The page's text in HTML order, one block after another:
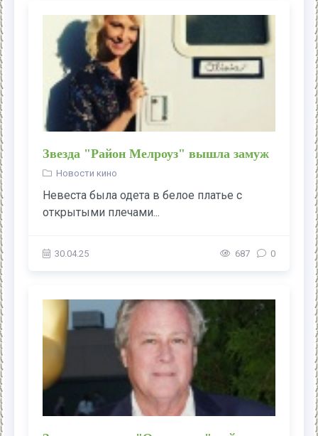
Звезда "Район Мелроуз" вышла замуж
Новости кино
Невеста была одета в белое платье с
открытыми плечами...
30.04.25 687 0